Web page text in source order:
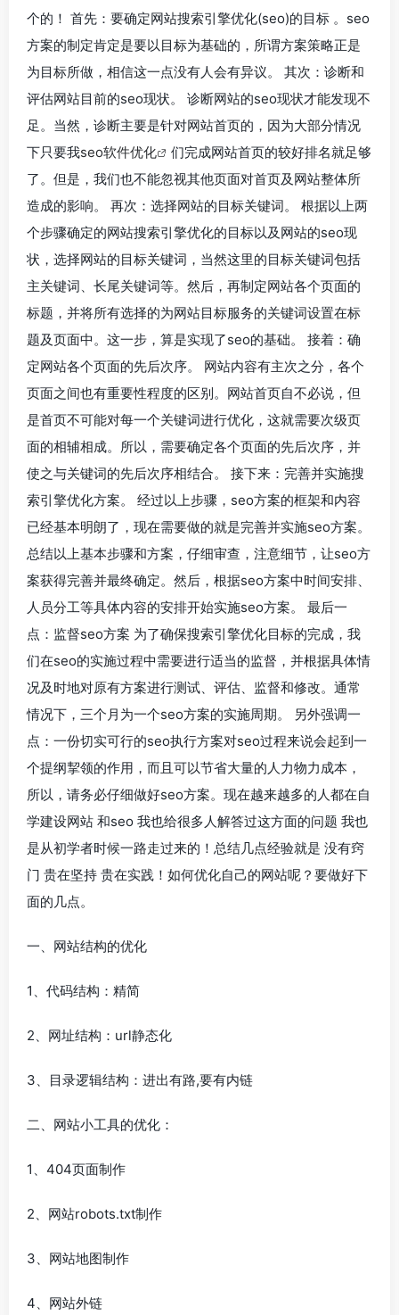
个的！ 首先：要确定网站搜索引擎优化(seo)的目标 。seo
方案的制定肯定是要以目标为基础的，所谓方案策略正是
为目标所做，相信这一点没有人会有异议。 其次：诊断和
评估网站目前的seo现状。 诊断网站的seo现状才能发现不
足。当然，诊断主要是针对网站首页的，因为大部分情况
下只要我seo软件优化
们完成网站首页的较好排名就足够
了。但是，我们也不能忽视其他页面对首页及网站整体所
造成的影响。 再次：选择网站的目标关键词。 根据以上两
个步骤确定的网站搜索引擎优化的目标以及网站的seo现
状，选择网站的目标关键词，当然这里的目标关键词包括
主关键词、长尾关键词等。然后，再制定网站各个页面的
标题，并将所有选择的为网站目标服务的关键词设置在标
题及页面中。这一步，算是实现了seo的基础。 接着：确
定网站各个页面的先后次序。 网站内容有主次之分，各个
页面之间也有重要性程度的区别。网站首页自不必说，但
是首页不可能对每一个关键词进行优化，这就需要次级页
面的相辅相成。所以，需要确定各个页面的先后次序，并
使之与关键词的先后次序相结合。 接下来：完善并实施搜
索引擎优化方案。 经过以上步骤，seo方案的框架和内容
已经基本明朗了，现在需要做的就是完善并实施seo方案。
总结以上基本步骤和方案，仔细审查，注意细节，让seo方
案获得完善并最终确定。然后，根据seo方案中时间安排、
人员分工等具体内容的安排开始实施seo方案。 最后一
点：监督seo方案 为了确保搜索引擎优化目标的完成，我
们在seo的实施过程中需要进行适当的监督，并根据具体情
况及时地对原有方案进行测试、评估、监督和修改。通常
情况下，三个月为一个seo方案的实施周期。 另外强调一
点：一份切实可行的seo执行方案对seo过程来说会起到一
个提纲挈领的作用，而且可以节省大量的人力物力成本，
所以，请务必仔细做好seo方案。现在越来越多的人都在自
学建设网站 和seo 我也给很多人解答过这方面的问题 我也
是从初学者时候一路走过来的！总结几点经验就是 没有窍
门 贵在坚持 贵在实践！如何优化自己的网站呢？要做好下
面的几点。
一、网站结构的优化
1、代码结构：精简
2、网址结构：url静态化
3、目录逻辑结构：进出有路,要有内链
二、网站小工具的优化：
1、404页面制作
2、网站robots.txt制作
3、网站地图制作
4、网站外链